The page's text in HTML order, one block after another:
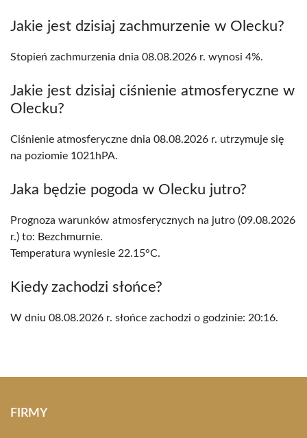
Jakie jest dzisiaj zachmurzenie w Olecku?
Stopień zachmurzenia dnia 08.08.2026 r. wynosi 4%.
Jakie jest dzisiaj ciśnienie atmosferyczne w
Olecku?
Ciśnienie atmosferyczne dnia 08.08.2026 r. utrzymuje się
na poziomie 1021hPA.
Jaka będzie pogoda w Olecku jutro?
Prognoza warunków atmosferycznych na jutro (09.08.2026
r.) to: Bezchmurnie.
Temperatura wyniesie 22.15°C.
Kiedy zachodzi słońce?
W dniu 08.08.2026 r. słońce zachodzi o godzinie: 20:16.
FIRMY